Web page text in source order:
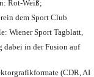
Rot-Weiß;
dem Sport Club
Wiener Sport Tagblatt,
dabei in der Fusion auf
(CDR, AI